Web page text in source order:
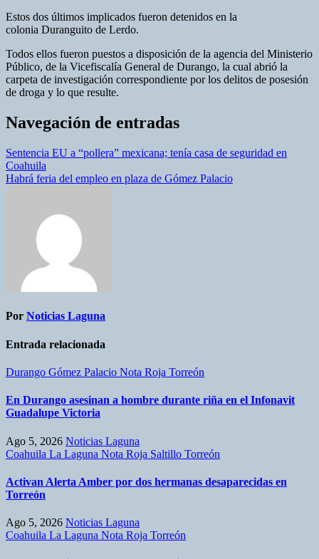
Estos dos últimos implicados fueron detenidos en la
colonia Duranguito de Lerdo.
Todos ellos fueron puestos a disposición de la agencia del Ministerio
Público, de la Vicefiscalía General de Durango, la cual abrió la
carpeta de investigación correspondiente por los delitos de posesión
de droga y lo que resulte.
Navegación de entradas
Sentencia EU a “pollera” mexicana; tenía casa de seguridad en
Coahuila
Habrá feria del empleo en plaza de Gómez Palacio
Por Noticias Laguna
Entrada relacionada
Durango Gómez Palacio Nota Roja Torreón
En Durango asesinan a hombre durante riña en el Infonavit
Guadalupe Victoria
Ago 5, 2026 Noticias Laguna
Coahuila La Laguna Nota Roja Saltillo Torreón
Activan Alerta Amber por dos hermanas desaparecidas en
Torreón
Ago 5, 2026 Noticias Laguna
Coahuila La Laguna Nota Roja Torreón